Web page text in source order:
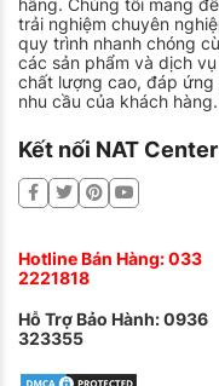
Nam, với công nghệ
su và các hóa chất
tốt, kiểu dáng đẹp.
lực cản lăn. Cho
liệu tiêu hao xăng
Với chi phí cạnh
Milestar, việc thay
đặc biệt là lượng
xe Milestar là lựa
Địa chỉ bán lốp
Hiện nay trên thị
phân phối lốp xe
đang tìm kiếm một
thì NAT CENTER là
trải nghiệm chuyên
quy trình nhanh chóng
các sản phẩm và dịch vụ
chất lượng cao, đáp ứng
nhu cầu của khách hàng.
Kết nối NAT Center
Hotline Bán Hàng:033
2221818
Hỗ Trợ Bảo Hành:0936
323355